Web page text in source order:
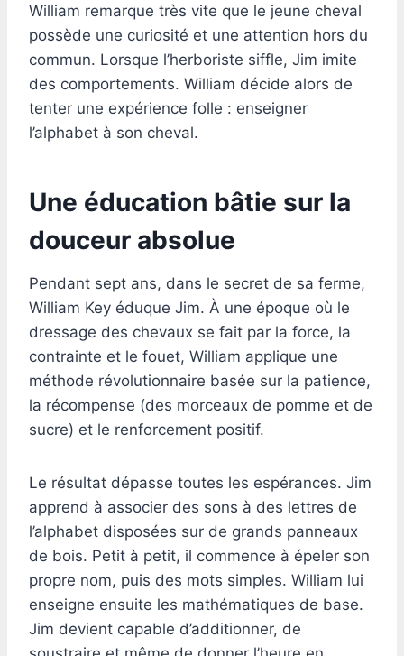
William remarque très vite que le jeune cheval
possède une curiosité et une attention hors du
commun. Lorsque l’herboriste siffle, Jim imite
des comportements. William décide alors de
tenter une expérience folle : enseigner
l’alphabet à son cheval.
Une éducation bâtie sur la
douceur absolue
Pendant sept ans, dans le secret de sa ferme,
William Key éduque Jim. À une époque où le
dressage des chevaux se fait par la force, la
contrainte et le fouet, William applique une
méthode révolutionnaire basée sur la patience,
la récompense (des morceaux de pomme et de
sucre) et le renforcement positif.
Le résultat dépasse toutes les espérances. Jim
apprend à associer des sons à des lettres de
l’alphabet disposées sur de grands panneaux
de bois. Petit à petit, il commence à épeler son
propre nom, puis des mots simples. William lui
enseigne ensuite les mathématiques de base.
Jim devient capable d’additionner, de